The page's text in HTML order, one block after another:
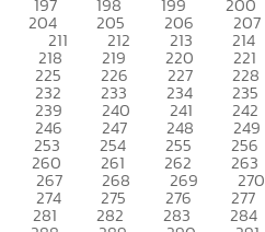
197 198 199 200
204 205 206 207
211 212 213 214
218 219 220 221
225 226 227 228
232 233 234 235
239 240 241 242
246 247 248 249
253 254 255 256
260 261 262 263
267 268 269 270
274 275 276 277
281 282 283 284